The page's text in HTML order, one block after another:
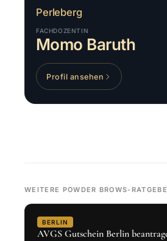
Perleberg
FACHDOZENTIN
Momo Baruth
Profil ansehen
WEITERE POWDER BROWS-
BERLIN
AVGS Gutschein Berlin